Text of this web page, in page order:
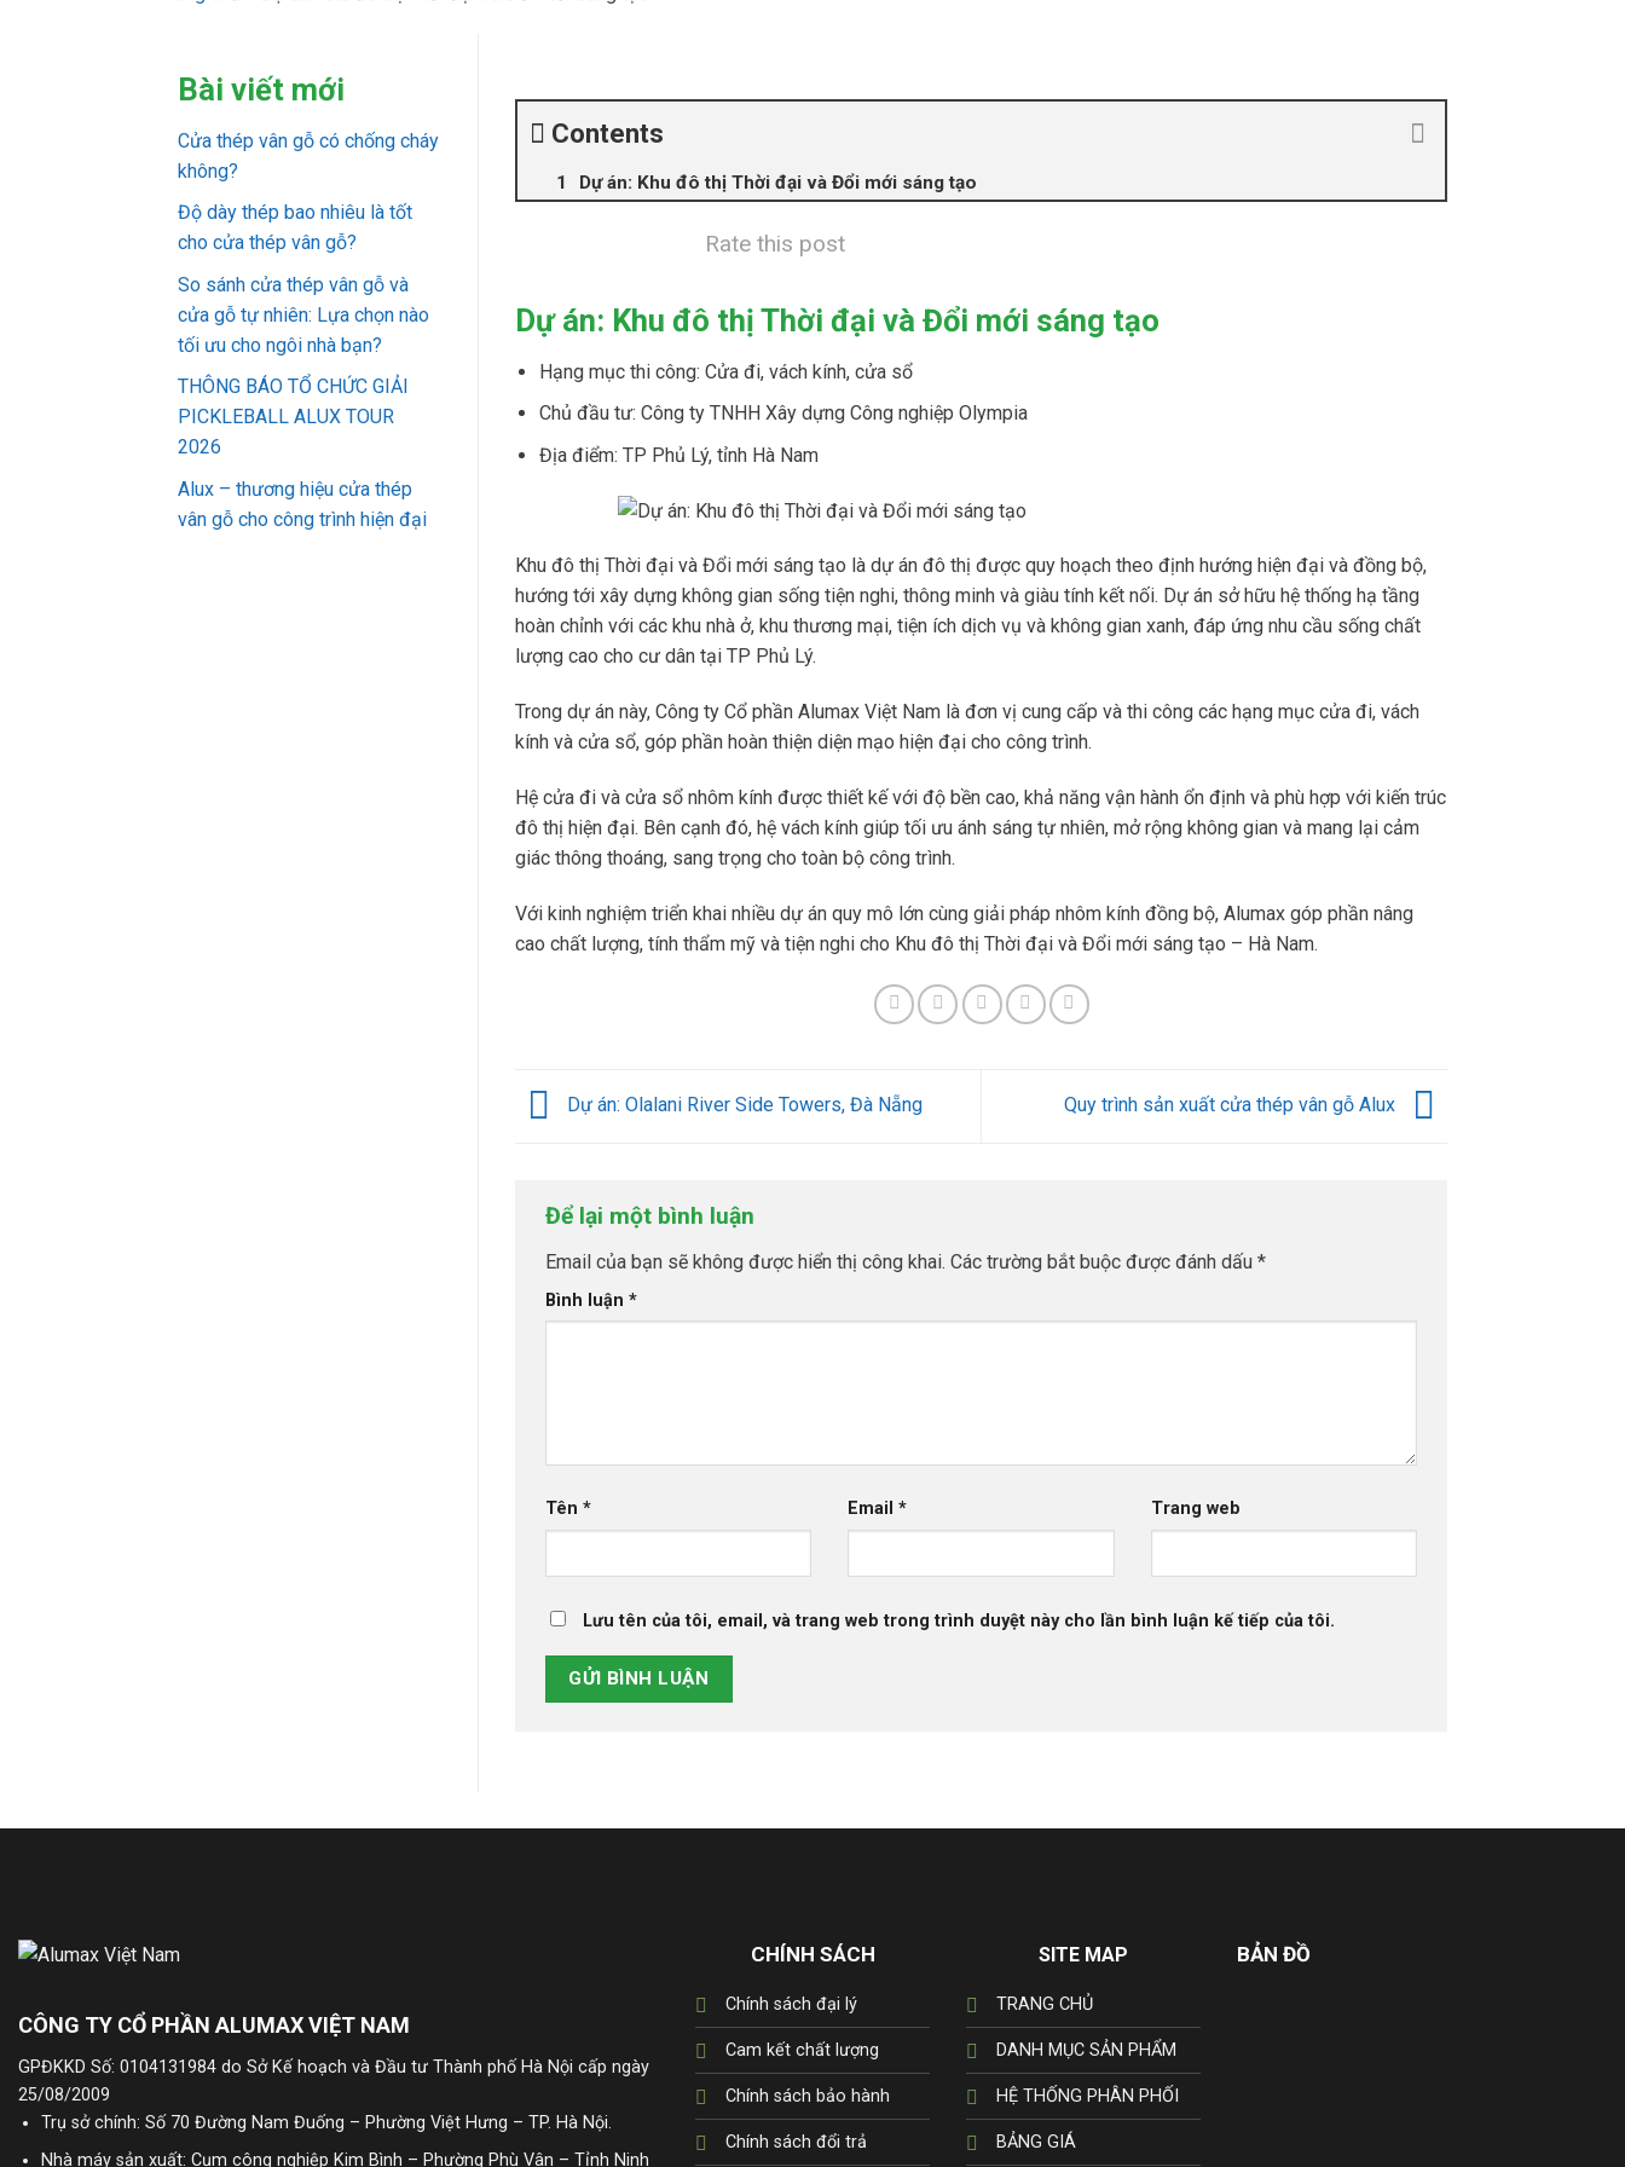
Bài viết mới
Cửa thép vân gỗ có chống cháy
không?
Độ dày thép bao nhiêu là tốt
cho cửa thép vân gỗ?
So sánh cửa thép vân gỗ và
cửa gỗ tự nhiên: Lựa chọn nào
tối ưu cho ngôi nhà bạn?
THÔNG BÁO TỔ CHỨC GIẢI
PICKLEBALL ALUX TOUR
2026
Alux – thương hiệu cửa thép
vân gỗ cho công trình hiện đại
Contents
Dự án: Khu đô thị Thời đại và Đổi mới sáng tạo
Rate this post
Dự án: Khu đô thị Thời đại và Đổi mới sáng tạo
Hạng mục thi công: Cửa đi, vách kính, cửa sổ
Chủ đầu tư: Công ty TNHH Xây dựng Công nghiệp Olympia
Địa điểm: TP Phủ Lý, tỉnh Hà Nam
Khu đô thị Thời đại và Đổi mới sáng tạo là dự án đô thị được quy hoạch theo định hướng hiện đại và đồng bộ,
hướng tới xây dựng không gian sống tiện nghi, thông minh và giàu tính kết nối. Dự án sở hữu hệ thống hạ tầng
hoàn chỉnh với các khu nhà ở, khu thương mại, tiện ích dịch vụ và không gian xanh, đáp ứng nhu cầu sống chất
lượng cao cho cư dân tại TP Phủ Lý.
Trong dự án này, Công ty Cổ phần Alumax Việt Nam là đơn vị cung cấp và thi công các hạng mục cửa đi, vách
kính và cửa sổ, góp phần hoàn thiện diện mạo hiện đại cho công trình.
Hệ cửa đi và cửa sổ nhôm kính được thiết kế với độ bền cao, khả năng vận hành ổn định và phù hợp với kiến trúc
đô thị hiện đại. Bên cạnh đó, hệ vách kính giúp tối ưu ánh sáng tự nhiên, mở rộng không gian và mang lại cảm
giác thông thoáng, sang trọng cho toàn bộ công trình.
Với kinh nghiệm triển khai nhiều dự án quy mô lớn cùng giải pháp nhôm kính đồng bộ, Alumax góp phần nâng
cao chất lượng, tính thẩm mỹ và tiện nghi cho Khu đô thị Thời đại và Đổi mới sáng tạo – Hà Nam.
Dự án: Olalani River Side Towers, Đà Nẵng Quy trình sản xuất cửa thép vân gỗ Alux
Để lại một bình luận
Email của bạn sẽ không được hiển thị công khai. Các trường bắt buộc được đánh dấu *
Bình luận *
Tên * Email * Trang web
Lưu tên của tôi, email, và trang web trong trình duyệt này cho lần bình luận kế tiếp của tôi.
CÔNG TY CỔ PHẦN ALUMAX VIỆT NAM
GPĐKKD Số: 0104131984 do Sở Kế hoạch và Đầu tư Thành phố Hà Nội cấp ngày
25/08/2009
Trụ sở chính: Số 70 Đường Nam Đuống – Phường Việt Hưng – TP. Hà Nội.
Nhà máy sản xuất: Cụm công nghiệp Kim Bình – Phường Phù Vân – Tỉnh Ninh
CHÍNH SÁCH
Chính sách đại lý
Cam kết chất lượng
Chính sách bảo hành
Chính sách đổi trả
SITE MAP
TRANG CHỦ
DANH MỤC SẢN PHẨM
HỆ THỐNG PHÂN PHỐI
BẢNG GIÁ
BẢN ĐỒ